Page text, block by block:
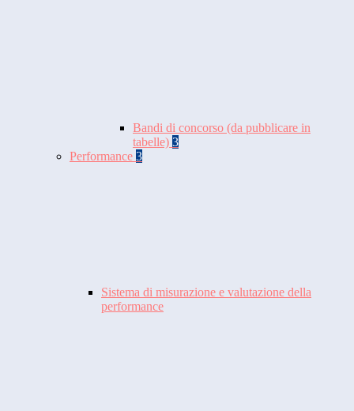
Bandi di concorso (da pubblicare in
tabelle) 3
Performance 3
Sistema di misurazione e valutazione della
performance